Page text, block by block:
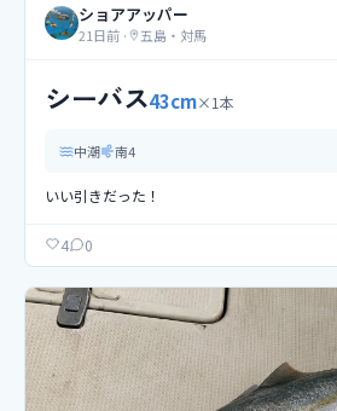
ショアアッパー
21日前 · 五島・対馬
シーバス43cm×1本
中潮 南4
いい引きだった！
4 0